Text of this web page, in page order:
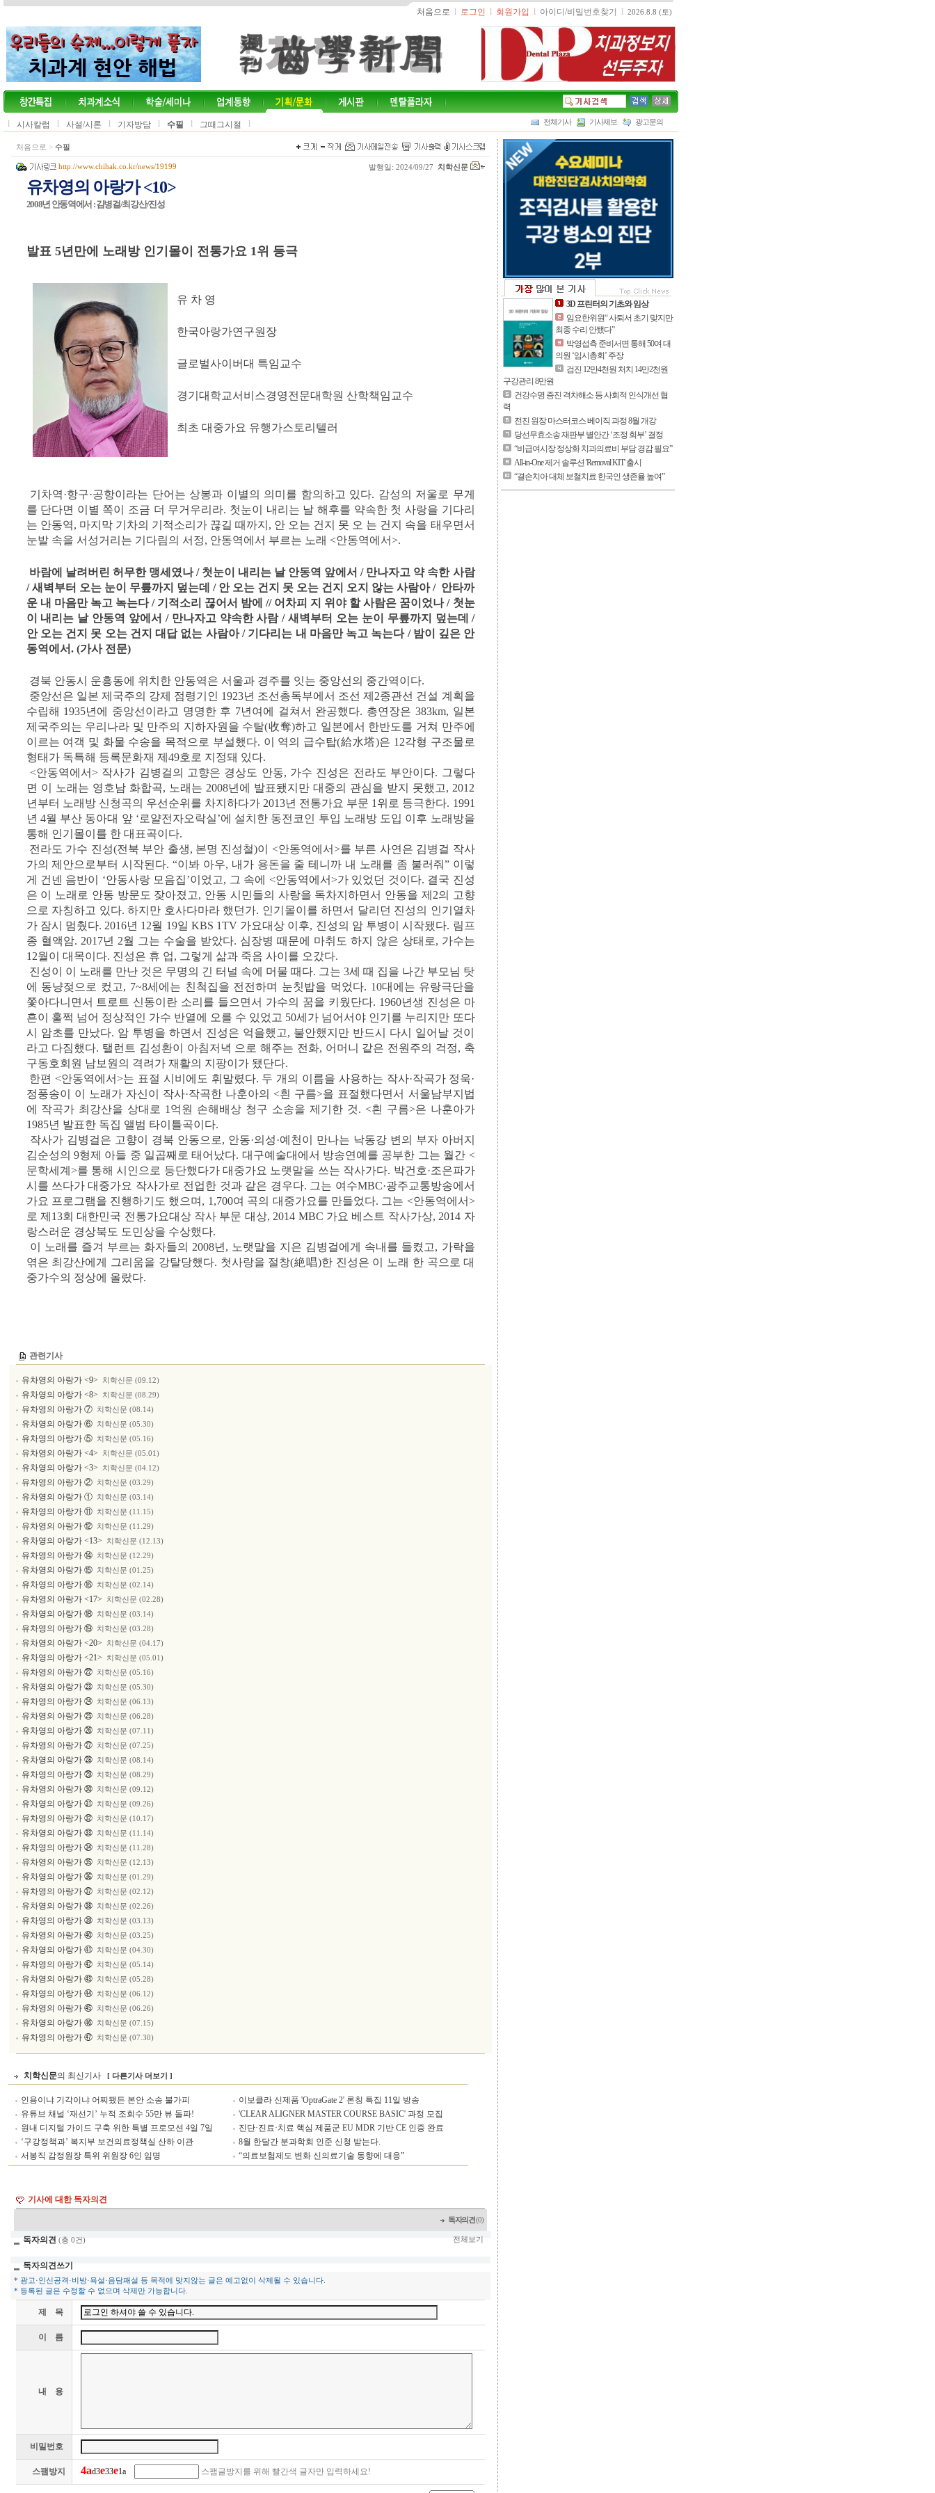
처음으로 l 로그인 l 회원가입 l 아이디/비밀번호찾기 l 2026.8.8 (토)
l 시사칼럼 l 사설/시론 l 기자방담 l 수필 l 그때그시절 l 전체기사 기사제보 광고문의
처음으로 > 수필
http://www.chihak.co.kr/news/19199 발행일: 2024/09/27 치학신문
유차영의 아랑가 <10>
2008년 안동역에서 : 김병걸/최강산/진성
발표 5년만에 노래방 인기몰이 전통가요 1위 등극
유 차 영
한국아랑가연구원장
글로벌사이버대 특임교수
경기대학교서비스경영전문대학원 산학책임교수
최초 대중가요 유행가스토리텔러
기차역·항구·공항이라는 단어는 상봉과 이별의 의미를 함의하고 있다. 감성의 저울로 무게
를 단다면 이별 쪽이 조금 더 무거우리라. 첫눈이 내리는 날 해후를 약속한 첫 사랑을 기다리
는 안동역, 마지막 기차의 기적소리가 끊길 때까지, 안 오는 건지 못 오 는 건지 속을 태우면서
눈발 속을 서성거리는 기다림의 서정, 안동역에서 부르는 노래 <안동역에서>.
바람에 날려버린 허무한 맹세였나 / 첫눈이 내리는 날 안동역 앞에서 / 만나자고 약 속한 사람
/ 새벽부터 오는 눈이 무릎까지 덮는데 / 안 오는 건지 못 오는 건지 오지 않는 사람아 / 안타까
운 내 마음만 녹고 녹는다 / 기적소리 끊어서 밤에 // 어차피 지 위야 할 사람은 꿈이었나 / 첫눈
이 내리는 날 안동역 앞에서 / 만나자고 약속한 사람 / 새벽부터 오는 눈이 무릎까지 덮는데 /
안 오는 건지 못 오는 건지 대답 없는 사람아 / 기다리는 내 마음만 녹고 녹는다 / 밤이 깊은 안
동역에서. (가사 전문)
경북 안동시 운흥동에 위치한 안동역은 서울과 경주를 잇는 중앙선의 중간역이다.
중앙선은 일본 제국주의 강제 점령기인 1923년 조선총독부에서 조선 제2종관선 건설 계획을
수립해 1935년에 중앙선이라고 명명한 후 7년여에 걸쳐서 완공했다. 총연장은 383km, 일본
제국주의는 우리나라 및 만주의 지하자원을 수탈(收奪)하고 일본에서 한반도를 거쳐 만주에
이르는 여객 및 화물 수송을 목적으로 부설했다. 이 역의 급수탑(給水塔)은 12각형 구조물로
형태가 독특해 등록문화재 제49호로 지정돼 있다.
<안동역에서> 작사가 김병걸의 고향은 경상도 안동, 가수 진성은 전라도 부안이다. 그렇다
면 이 노래는 영호남 화합곡, 노래는 2008년에 발표됐지만 대중의 관심을 받지 못했고, 2012
년부터 노래방 신청곡의 우선순위를 차지하다가 2013년 전통가요 부문 1위로 등극한다. 1991
년 4월 부산 동아대 앞 ‘로얄전자오락실’에 설치한 동전코인 투입 노래방 도입 이후 노래방을
통해 인기몰이를 한 대표곡이다.
전라도 가수 진성(전북 부안 출생, 본명 진성철)이 <안동역에서>를 부른 사연은 김병걸 작사
가의 제안으로부터 시작된다. “이봐 아우, 내가 용돈을 줄 테니까 내 노래를 좀 불러줘” 이렇
게 건넨 음반이 ‘안동사랑 모음집’이었고, 그 속에 <안동역에서>가 있었던 것이다. 결국 진성
은 이 노래로 안동 방문도 잦아졌고, 안동 시민들의 사랑을 독차지하면서 안동을 제2의 고향
으로 자칭하고 있다. 하지만 호사다마라 했던가. 인기몰이를 하면서 달리던 진성의 인기열차
가 잠시 멈췄다. 2016년 12월 19일 KBS 1TV 가요대상 이후, 진성의 암 투병이 시작됐다. 림프
종 혈액암. 2017년 2월 그는 수술을 받았다. 심장병 때문에 마취도 하지 않은 상태로, 가수는
12월이 대목이다. 진성은 휴 업, 그렇게 삶과 죽음 사이를 오갔다.
진성이 이 노래를 만난 것은 무명의 긴 터널 속에 머물 때다. 그는 3세 때 집을 나간 부모님 탓
에 동냥젖으로 컸고, 7~8세에는 친척집을 전전하며 눈칫밥을 먹었다. 10대에는 유랑극단을
쫓아다니면서 트로트 신동이란 소리를 들으면서 가수의 꿈을 키웠단다. 1960년생 진성은 마
흔이 훌쩍 넘어 정상적인 가수 반열에 오를 수 있었고 50세가 넘어서야 인기를 누리지만 또다
시 암초를 만났다. 암 투병을 하면서 진성은 억을했고, 불안했지만 반드시 다시 일어날 것이
라고 다짐했다. 탤런트 김성환이 아침저녁 으로 해주는 전화, 어머니 같은 전원주의 걱정, 축
구동호회원 남보원의 격려가 재활의 지팡이가 됐단다.
한편 <안동역에서>는 표절 시비에도 휘말렸다. 두 개의 이름을 사용하는 작사·작곡가 정욱·
정풍송이 이 노래가 자신이 작사·작곡한 나훈아의 <흰 구름>을 표절했다면서 서울남부지법
에 작곡가 최강산을 상대로 1억원 손해배상 청구 소송을 제기한 것. <흰 구름>은 나훈아가
1985년 발표한 독집 앨범 타이틀곡이다.
작사가 김병걸은 고향이 경북 안동으로, 안동·의성·예천이 만나는 낙동강 변의 부자 아버지
김순성의 9형제 아들 중 일곱째로 태어났다. 대구예술대에서 방송연예를 공부한 그는 월간 <
문학세계>를 통해 시인으로 등단했다가 대중가요 노랫말을 쓰는 작사가다. 박건호·조은파가
시를 쓰다가 대중가요 작사가로 전업한 것과 같은 경우다. 그는 여수MBC·광주교통방송에서
가요 프로그램을 진행하기도 했으며, 1,700여 곡의 대중가요를 만들었다. 그는 <안동역에서>
로 제13회 대한민국 전통가요대상 작사 부문 대상, 2014 MBC 가요 베스트 작사가상, 2014 자
랑스러운 경상북도 도민상을 수상했다.
이 노래를 즐겨 부르는 화자들의 2008년, 노랫말을 지은 김병걸에게 속내를 들켰고, 가락을
엮은 최강산에게 그리움을 강탈당했다. 첫사랑을 절창(絶唱)한 진성은 이 노래 한 곡으로 대
중가수의 정상에 올랐다.
관련기사
유차영의 아랑가 <9> 치학신문 (09.12)
유차영의 아랑가 <8> 치학신문 (08.29)
유차영의 아랑가 ⑦ 치학신문 (08.14)
유차영의 아랑가 ⑥ 치학신문 (05.30)
유차영의 아랑가 ⑤ 치학신문 (05.16)
유차영의 아랑가 <4> 치학신문 (05.01)
유차영의 아랑가 <3> 치학신문 (04.12)
유차영의 아랑가 ② 치학신문 (03.29)
유차영의 아랑가 ① 치학신문 (03.14)
유차영의 아랑가 ⑪ 치학신문 (11.15)
유차영의 아랑가 ⑫ 치학신문 (11.29)
유차영의 아랑가 <13> 치학신문 (12.13)
유차영의 아랑가 ⑭ 치학신문 (12.29)
유차영의 아랑가 ⑮ 치학신문 (01.25)
유차영의 아랑가 ⑯ 치학신문 (02.14)
유차영의 아랑가 <17> 치학신문 (02.28)
유차영의 아랑가 ⑱ 치학신문 (03.14)
유차영의 아랑가 ⑲ 치학신문 (03.28)
유차영의 아랑가 <20> 치학신문 (04.17)
유차영의 아랑가 <21> 치학신문 (05.01)
유차영의 아랑가 ㉒ 치학신문 (05.16)
유차영의 아랑가 ㉓ 치학신문 (05.30)
유차영의 아랑가 ㉔ 치학신문 (06.13)
유차영의 아랑가 ㉕ 치학신문 (06.28)
유차영의 아랑가 ㉖ 치학신문 (07.11)
유차영의 아랑가 ㉗ 치학신문 (07.25)
유차영의 아랑가 ㉘ 치학신문 (08.14)
유차영의 아랑가 ㉙ 치학신문 (08.29)
유차영의 아랑가 ㉚ 치학신문 (09.12)
유차영의 아랑가 ㉛ 치학신문 (09.26)
유차영의 아랑가 ㉜ 치학신문 (10.17)
유차영의 아랑가 ㉝ 치학신문 (11.14)
유차영의 아랑가 ㉞ 치학신문 (11.28)
유차영의 아랑가 ㉟ 치학신문 (12.13)
유차영의 아랑가 ㊱ 치학신문 (01.29)
유차영의 아랑가 ㊲ 치학신문 (02.12)
유차영의 아랑가 ㊳ 치학신문 (02.26)
유차영의 아랑가 ㊴ 치학신문 (03.13)
유차영의 아랑가 ㊵ 치학신문 (03.25)
유차영의 아랑가 ㊶ 치학신문 (04.30)
유차영의 아랑가 ㊷ 치학신문 (05.14)
유차영의 아랑가 ㊸ 치학신문 (05.28)
유차영의 아랑가 ㊹ 치학신문 (06.12)
유차영의 아랑가 ㊺ 치학신문 (06.26)
유차영의 아랑가 ㊻ 치학신문 (07.15)
유차영의 아랑가 ㊼ 치학신문 (07.30)
치학신문의 최신기사 [ 다른기사 더보기 ]
인용이냐 기각이냐 어찌됐든 본안 소송 불가피
이보클라 신제품 'OptraGate 2' 론칭 특집 11일 방송
유튜브 채널 ‘재선기’ 누적 조회수 55만 뷰 돌파!
'CLEAR ALIGNER MASTER COURSE BASIC' 과정 모집
원내 디지털 가이드 구축 위한 특별 프로모션 4일 7일
진단·진료·치료 핵심 제품군 EU MDR 기반 CE 인증 완료
‘구강정책과’ 복지부 보건의료정책실 산하 이관
8월 한달간 분과학회 인준 신청 받는다.
서봉직 감정원장 특위 위원장 6인 임명
“의료보험제도 변화 신의료기술 동향에 대응”
기사에 대한 독자의견
독자의견(0)
독자의견 (총 0건) 전체보기
독자의견쓰기
* 광고·인신공격·비방·욕설·음담패설 등 목적에 맞지않는 글은 예고없이 삭제될 수 있습니다.
* 등록된 글은 수정할 수 없으며 삭제만 가능합니다.
제 목
이 름
내 용
비밀번호
스팸방지 4ad3e33e1a 스팸글방지를 위해 빨간색 글자만 입력하세요!
3D 프린터의 기초와 임상
임요한위원“ 사퇴서 초기 맞지만
최종 수리 안됐다”
박영섭측 준비서면 통해 50여 대
의원 ‘임시총회’ 주장
검진 12만4천원 처치 14만2천원
구강관리 8만원
건강수명 증진 격차해소 등 사회적 인식개선 협
력
전진 원장 마스터코스 베이직 과정 8월 개강
당선무효소송 재판부 별안간 ‘조정 회부’ 결정
“비급여시장 정상화 치과의료비 부담 경감 필요”
All-in-One 제거 솔루션 'Removal KIT' 출시
“결손치아 대체 보철치료 한국인 생존율 높여”